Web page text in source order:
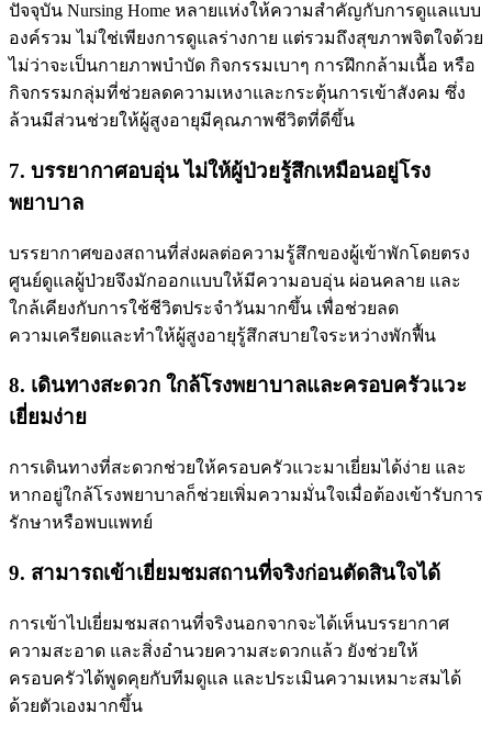
ปัจจุบัน Nursing Home หลายแห่งให้ความสำคัญกับการดูแลแบบ
องค์รวม ไม่ใช่เพียงการดูแลร่างกาย แต่รวมถึงสุขภาพจิตใจด้วย
ไม่ว่าจะเป็นกายภาพบำบัด กิจกรรมเบาๆ การฝึกกล้ามเนื้อ หรือ
กิจกรรมกลุ่มที่ช่วยลดความเหงาและกระตุ้นการเข้าสังคม ซึ่ง
ล้วนมีส่วนช่วยให้ผู้สูงอายุมีคุณภาพชีวิตที่ดีขึ้น
7. บรรยากาศอบอุ่น ไม่ให้ผู้ป่วยรู้สึกเหมือนอยู่โรง
พยาบาล
บรรยากาศของสถานที่ส่งผลต่อความรู้สึกของผู้เข้าพักโดยตรง
ศูนย์ดูแลผู้ป่วยจึงมักออกแบบให้มีความอบอุ่น ผ่อนคลาย และ
ใกล้เคียงกับการใช้ชีวิตประจำวันมากขึ้น เพื่อช่วยลด
ความเครียดและทำให้ผู้สูงอายุรู้สึกสบายใจระหว่างพักฟื้น
8. เดินทางสะดวก ใกล้โรงพยาบาลและครอบครัวแวะ
เยี่ยมง่าย
การเดินทางที่สะดวกช่วยให้ครอบครัวแวะมาเยี่ยมได้ง่าย และ
หากอยู่ใกล้โรงพยาบาลก็ช่วยเพิ่มความมั่นใจเมื่อต้องเข้ารับการ
รักษาหรือพบแพทย์
9. สามารถเข้าเยี่ยมชมสถานที่จริงก่อนตัดสินใจได้
การเข้าไปเยี่ยมชมสถานที่จริงนอกจากจะได้เห็นบรรยากาศ
ความสะอาด และสิ่งอำนวยความสะดวกแล้ว ยังช่วยให้
ครอบครัวได้พูดคุยกับทีมดูแล และประเมินความเหมาะสมได้
ด้วยตัวเองมากขึ้น